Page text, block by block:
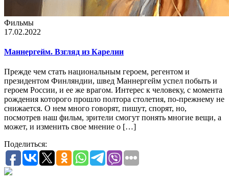
Фильмы
17.02.2022
Маннергейм. Взгляд из Карелии
Прежде чем стать национальным героем, регентом и
президентом Финляндии, швед Маннергейм успел побыть и
героем России, и ее же врагом. Интерес к человеку, с момента
рождения которого прошло полтора столетия, по-прежнему не
снижается. О нем много говорят, пишут, спорят, но,
посмотрев наш фильм, зрители смогут понять многие вещи, а
может, и изменить свое мнение о […]
Поделиться: